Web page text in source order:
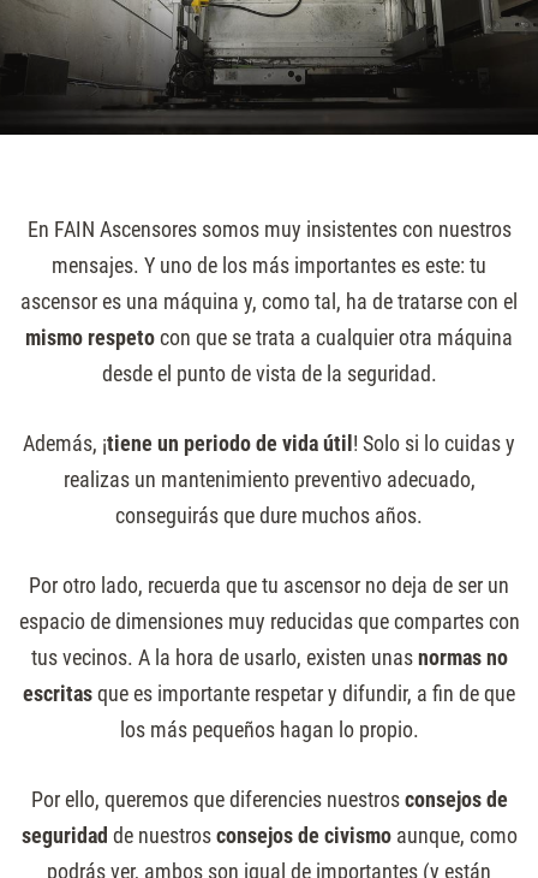
En FAIN Ascensores somos muy insistentes con nuestros
mensajes. Y uno de los más importantes es este: tu
ascensor es una máquina y, como tal, ha de tratarse con el
mismo respetocon que se trata a cualquier otra máquina
desde el punto de vista de la seguridad.
Además, ¡tiene un periodo de vida útil ! Solo si lo cuidas y
realizas un mantenimiento preventivo adecuado,
conseguirás que dure muchos años.
Por otro lado, recuerda que tu ascensor no deja de ser un
espacio de dimensiones muy reducidas que compartes con
tus vecinos. A la hora de usarlo, existen unasnormas no
escritasque es importante respetar y difundir, a fin de que
los más pequeños hagan lo propio.
Por ello, queremos que diferencies nuestrosconsejos de
seguridad de nuestrosconsejos de civismo aunque, como
podrás ver, ambos son igual de importantes (y están